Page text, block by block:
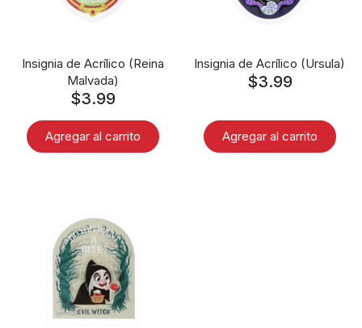
Insignia de Acrílico (Reina
Malvada)
$3.99
Agregar al carrito
Insignia de Acrílico (Ursula)
$3.99
Agregar al carrito
Disney Animals
Blind boxes